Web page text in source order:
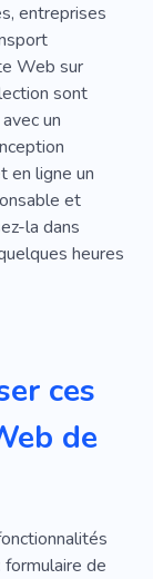
Patrouille
entreprises
Web sur
sont
un
en ligne un
et
la dans
heures
ces
de
de